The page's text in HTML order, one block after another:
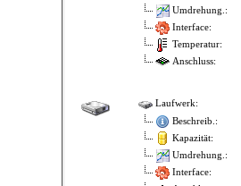
Umdrehung.:
Interface:
Temperatur:
Anschluss:
Laufwerk:
Beschreib.:
Kapazität:
Umdrehung.:
Interface: